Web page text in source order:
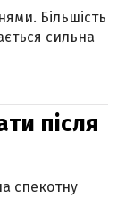
Більшість
сильна
після
спекотну